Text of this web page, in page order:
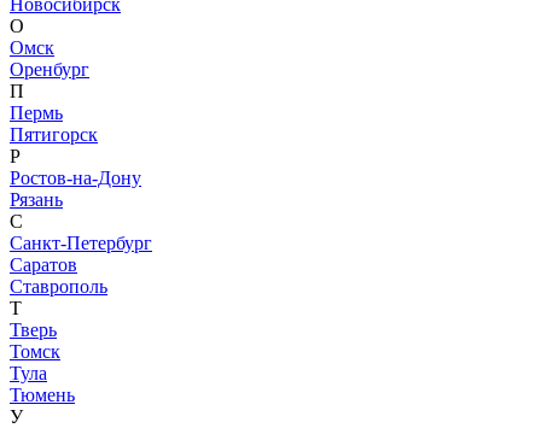
Новосибирск
О
Омск
Оренбург
П
Пермь
Пятигорск
Р
Ростов-на-Дону
Рязань
С
Санкт-Петербург
Саратов
Ставрополь
Т
Тверь
Томск
Тула
Тюмень
У